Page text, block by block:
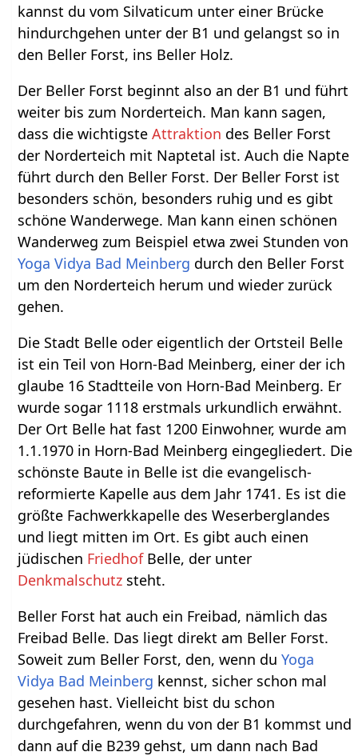
kannst du vom Silvaticum unter einer Brücke
hindurchgehen unter der B1 und gelangst so in
den Beller Forst, ins Beller Holz.
Der Beller Forst beginnt also an der B1 und führt
weiter bis zum Norderteich. Man kann sagen,
dass die wichtigsteAttraktion des Beller Forst
der Norderteich mit Naptetal ist. Auch die Napte
führt durch den Beller Forst. Der Beller Forst ist
besonders schön, besonders ruhig und es gibt
schöne Wanderwege. Man kann einen schönen
Wanderweg zum Beispiel etwa zwei Stunden von
Yoga Vidya Bad Meinberg durch den Beller Forst
um den Norderteich herum und wieder zurück
gehen.
Die Stadt Belle oder eigentlich der Ortsteil Belle
ist ein Teil von Horn-Bad Meinberg, einer der ich
glaube 16 Stadtteile von Horn-Bad Meinberg. Er
wurde sogar 1118 erstmals urkundlich erwähnt.
Der Ort Belle hat fast 1200 Einwohner, wurde am
1.1.1970 in Horn-Bad Meinberg eingegliedert. Die
schönste Baute in Belle ist die evangelisch-
reformierte Kapelle aus dem Jahr 1741. Es ist die
größte Fachwerkkapelle des Weserberglandes
und liegt mitten im Ort. Es gibt auch einen
jüdischen FriedhofBelle, der unter
Denkmalschutz steht.
Beller Forst hat auch ein Freibad, nämlich das
Freibad Belle. Das liegt direkt am Beller Forst.
Soweit zum Beller Forst, den, wenn duYoga
Vidya Bad Meinberg kennst, sicher schon mal
gesehen hast. Vielleicht bist du schon
durchgefahren, wenn du von der B1 kommst und
dann auf die B239 gehst, um dann nach Bad